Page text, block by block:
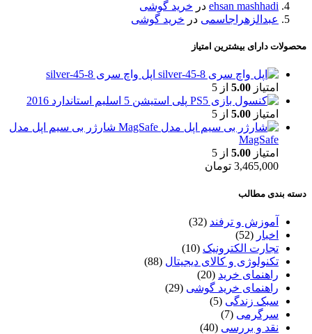
ehsan mashhadi در خرید گوشی
عبدالزهراجاسمی در خرید گوشی
محصولات دارای بیشترین امتیاز
اپل واچ سری 8-45-silver
امتیاز 5.00 از 5
پلی استیشن 5 اسلیم استاندارد 2016
امتیاز 5.00 از 5
شارژر بی سیم اپل مدل
MagSafe
امتیاز 5.00 از 5
3,465,000 تومان
دسته بندی مطالب
آموزش و ترفند (32)
اخبار (52)
تجارت الکترونیک (10)
تکنولوژی و کالای دیجیتال (88)
راهنمای خرید (20)
راهنمای خرید گوشی (29)
سبک زندگی (5)
سرگرمی (7)
نقد و بررسی (40)